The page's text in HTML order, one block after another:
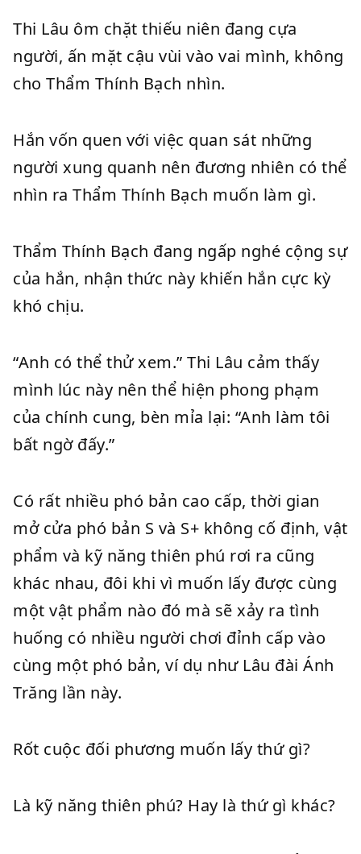
Thi Lâu ôm chặt thiếu niên đang cựa
người, ấn mặt cậu vùi vào vai mình, không
cho Thẩm Thính Bạch nhìn.
Hắn vốn quen với việc quan sát những
người xung quanh nên đương nhiên có thể
nhìn ra Thẩm Thính Bạch muốn làm gì.
Thẩm Thính Bạch đang ngấp nghé cộng sự
của hắn, nhận thức này khiến hắn cực kỳ
khó chịu.
“Anh có thể thử xem.” Thi Lâu cảm thấy
mình lúc này nên thể hiện phong phạm
của chính cung, bèn mỉa lại: “Anh làm tôi
bất ngờ đấy.”
Có rất nhiều phó bản cao cấp, thời gian
mở cửa phó bản S và S+ không cố định, vật
phẩm và kỹ năng thiên phú rơi ra cũng
khác nhau, đôi khi vì muốn lấy được cùng
một vật phẩm nào đó mà sẽ xảy ra tình
huống có nhiều người chơi đỉnh cấp vào
cùng một phó bản, ví dụ như Lâu đài Ánh
Trăng lần này.
Rốt cuộc đối phương muốn lấy thứ gì?
Là kỹ năng thiên phú? Hay là thứ gì khác?